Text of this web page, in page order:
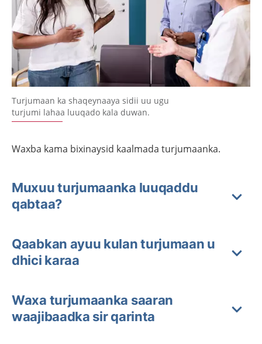
Turjumaan ka shaqeynaaya sidii uu ugu
turjumi lahaa luuqado kala duwan.
Waxba kama bixinaysid kaalmada turjumaanka.
Muxuu turjumaanka luuqaddu
qabtaa?
Qaabkan ayuu kulan turjumaan u
dhici karaa
Waxa turjumaanka saaran
waajibaadka sir qarinta